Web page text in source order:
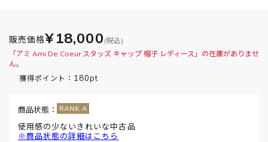
販売価格¥18,000 (税込)
「アミ Ami De Coeur スタッズ キャップ 帽子 レディース」の在庫がありませ
ん。
獲得ポイント： 180pt
商品状態：
使用感の少ないきれいな中古品
※商品状態の詳細はこちら